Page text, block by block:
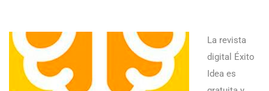
La revista
digital Éxito
Idea es